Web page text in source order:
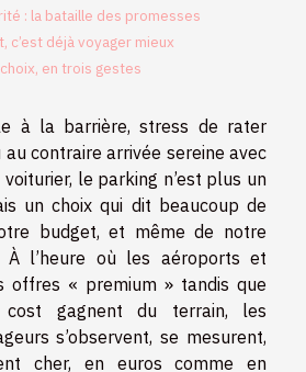
: la bataille des promesses
c’est déjà voyager mieux
en trois gestes
à la barrière, stress de rater
au contraire arrivée sereine avec
le parking n’est plus un
un choix qui dit beaucoup de
budget, et même de notre
l’heure où les aéroports et
offres « premium » tandis que
gagnent du terrain, les
s’observent, se mesurent,
cher, en euros comme en